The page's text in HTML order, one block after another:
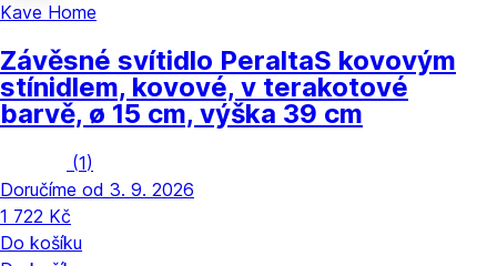
Kave Home
Závěsné svítidlo PeraltaS kovovým
stínidlem, kovové, v terakotové
barvě, ø 15 cm, výška 39 cm
(1)
Doručíme od 3. 9. 2026
1 722 Kč
Do košíku